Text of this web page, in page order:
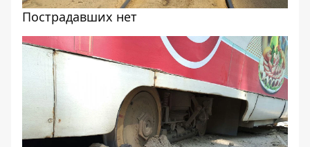
Пострадавших нет